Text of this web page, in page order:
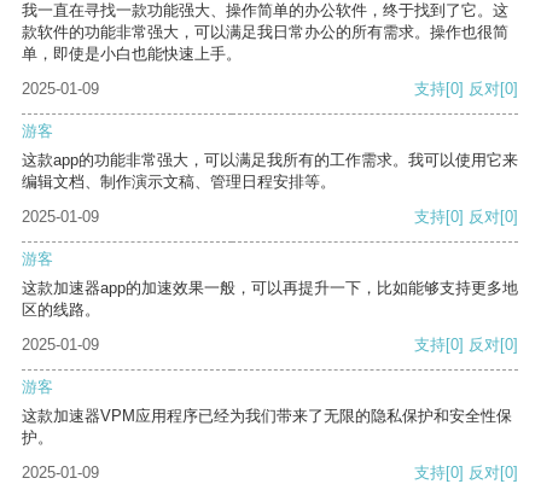
我一直在寻找一款功能强大、操作简单的办公软件，终于找到了它。这
款软件的功能非常强大，可以满足我日常办公的所有需求。操作也很简
单，即使是小白也能快速上手。
2025-01-09
支持[0] 反对[0]
游客
这款app的功能非常强大，可以满足我所有的工作需求。我可以使用它来
编辑文档、制作演示文稿、管理日程安排等。
2025-01-09
支持[0] 反对[0]
游客
这款加速器app的加速效果一般，可以再提升一下，比如能够支持更多地
区的线路。
2025-01-09
支持[0] 反对[0]
游客
这款加速器VPM应用程序已经为我们带来了无限的隐私保护和安全性保
护。
2025-01-09
支持[0] 反对[0]